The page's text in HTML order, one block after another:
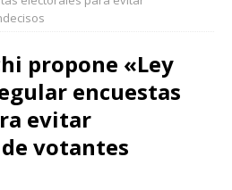
propone «Ley
encuestas
evitar
votantes